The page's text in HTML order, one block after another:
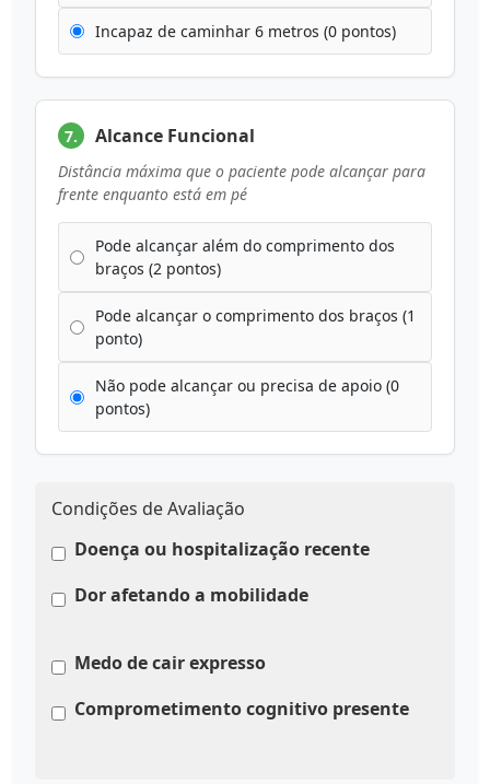
Incapaz de caminhar 6 metros (0 pontos)
7. Alcance Funcional
Distância máxima que o paciente pode alcançar para
frente enquanto está em pé
Pode alcançar além do comprimento dos
braços (2 pontos)
Pode alcançar o comprimento dos braços (1
ponto)
Não pode alcançar ou precisa de apoio (0
pontos)
Condições de Avaliação
Doença ou hospitalização recente
Dor afetando a mobilidade
Medo de cair expresso
Comprometimento cognitivo presente